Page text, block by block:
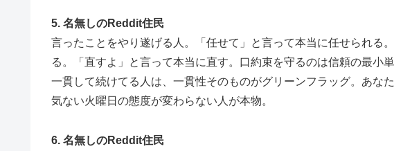
5. 名無しのReddit住民
言ったことをやり遂げる人。「任せて」と言って本当に任せられる
る。「直すよ」と言って本当に直す。口約束を守るのは信頼の最小
一貫して続けてる人は、一貫性そのものがグリーンフラッグ。あな
気ない火曜日の態度が変わらない人が本物。
6. 名無しのReddit住民